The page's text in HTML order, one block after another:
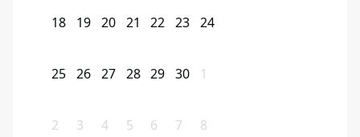
18 19 20 21 22 23 24
25 26 27 28 29 30 1
2 3 4 5 6 7 8